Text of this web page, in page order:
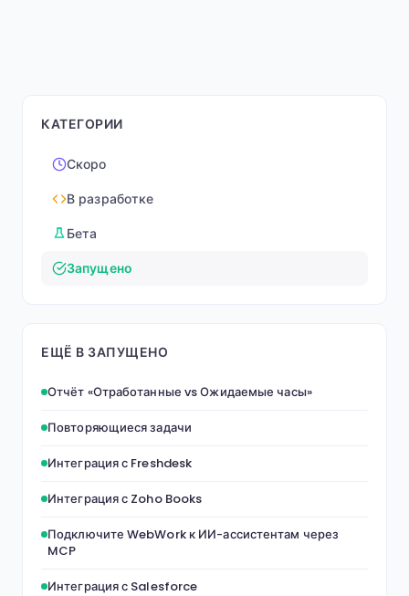
КАТЕГОРИИ
Скоро
В разработке
Бета
Запущено
ЕЩЁ В ЗАПУЩЕНО
Отчёт «Отработанные vs Ожидаемые часы»
Повторяющиеся задачи
Интеграция с Freshdesk
Интеграция с Zoho Books
Подключите WebWork к ИИ-ассистентам через
MCP
Интеграция с Salesforce